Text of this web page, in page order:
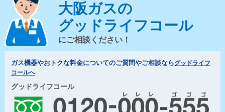
大阪ガスの
グッドライフコール
にご相談ください！
ガス機器やおトクな料金についてのご質問やご相談ならグッドライフ
コールへ
グッドライフコール